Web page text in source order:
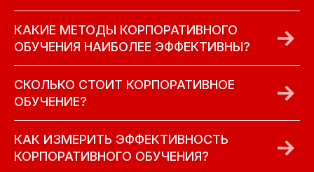
КАКИЕ МЕТОДЫ КОРПОРАТИВНОГО
ОБУЧЕНИЯ НАИБОЛЕЕ ЭФФЕКТИВНЫ?
СКОЛЬКО СТОИТ КОРПОРАТИВНОЕ
ОБУЧЕНИЕ?
КАК ИЗМЕРИТЬ ЭФФЕКТИВНОСТЬ
КОРПОРАТИВНОГО ОБУЧЕНИЯ?